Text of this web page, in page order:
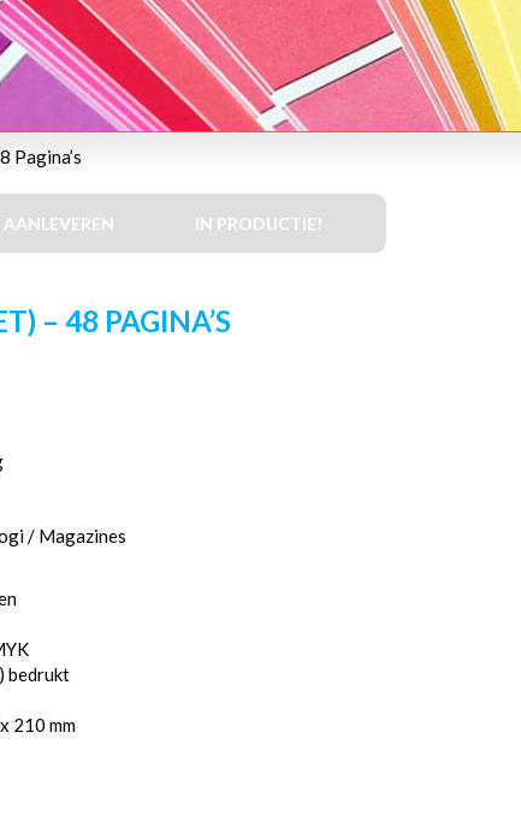
Pagina’s
AANLEVEREN IN PRODUCTIE!
– 48 PAGINA’S
/ Magazines
bedrukt
210 mm